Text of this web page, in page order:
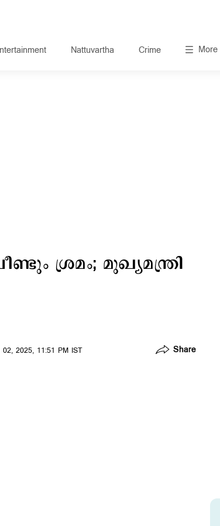
Nattuvartha Crime More
ശ്രമം; മുഖ്യമന്ത്രി
2025, 11:51 PM IST Share